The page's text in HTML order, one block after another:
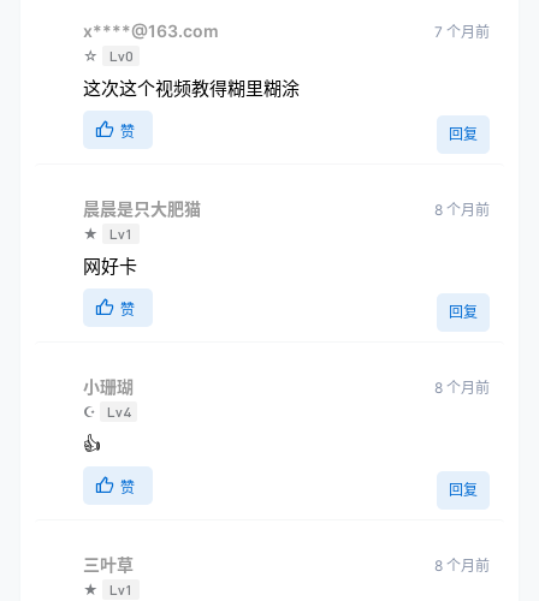
x****@163.com
☆ Lv0
7 个月前
这次这个视频教得糊里糊涂
赞 回复
晨晨是只大肥猫
★ Lv1
8 个月前
网好卡
赞 回复
小珊瑚
☪ Lv4
8 个月前
👍
赞 回复
三叶草
★ Lv1
8 个月前